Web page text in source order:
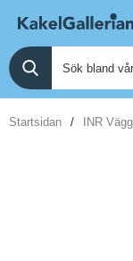
Startsidan INR